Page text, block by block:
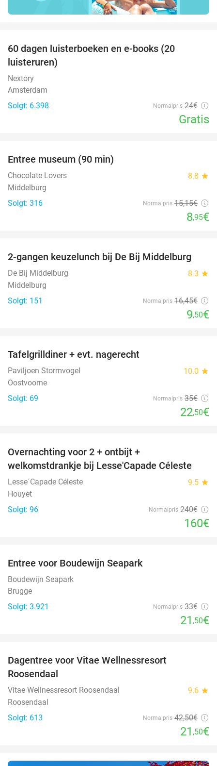
60 dagen luisterboeken en e-books (20
luisteruren)
Nextory
Amsterdam
Solgt: 6.398
Normalpris 24€
Gratis
Entree museum (90 min)
Chocolate Lovers 8.8 star
Middelburg
Solgt: 316
Normalpris 15,15€
8,95€
42%
2-gangen keuzelunch bij De Bij Middelburg
De Bij Middelburg 8.3 star
Middelburg
Solgt: 151
Normalpris 16,45€
9,50€
Tafelgrilldiner + evt. nagerecht
Paviljoen Stormvogel 10.0 star
Oostvoorne
Solgt: 69
Normalpris 35€
22,50€
Overnachting voor 2 + ontbijt +
welkomstdrankje bij Lesse'Capade Céleste
Lesse´Capade Céleste 9.5 star
Houyet
Solgt: 96
Normalpris 240€
160€
Entree voor Boudewijn Seapark
Boudewijn Seapark
Brugge
Solgt: 3.921
Normalpris 33€
21 ,50€
Dagentree voor Vitae Wellnessresort
Roosendaal
Vitae Wellnessresort Roosendaal 9.6 star
Roosendaal
Solgt: 613
Normalpris 42,50€
21 ,50€